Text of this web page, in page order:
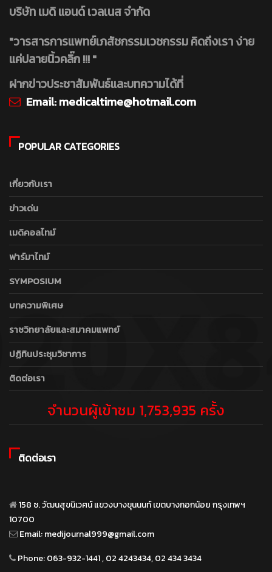
บริษัท เมดิ แอนด์ เวลเนส จำกัด
"วารสารการแพทย์เภสัชกรรมเวชกรรม คิดถึงเรา ง่าย
แค่ปลายนิ้วคลิ๊ก !!! "
ฝากข่าวประชาสัมพันธ์และบทความได้ที่
Email:medicaltime@hotmail.com
POPULAR CATEGORIES
เกี่ยวกับเรา
ข่าวเด่น
เมดิคอลไทม์
ฟาร์มาไทม์
SYMPOSIUM
บทความพิเศษ
ราชวิทยาลัยและสมาคมแพทย์
ปฏิทินประชุมวิชาการ
ติดต่อเรา
จำนวนผู้เข้าชม 1,753,935 ครั้ง
ติดต่อเรา
158 ซ. วัฒนสุขนิเวศน์ แขวงบางขุนนนท์ เขตบางกอกน้อย กรุงเทพฯ
10700
Email:medijournal999@gmail.com
Phone:063-932-1441 , 02 4243434, 02 434 3434